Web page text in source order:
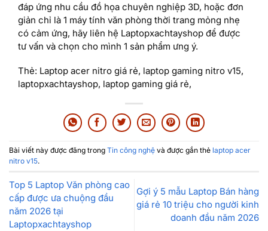
đáp ứng nhu cầu đồ họa chuyên nghiệp 3D, hoặc đơn
giản chỉ là 1 máy tính văn phòng thời trang mỏng nhẹ
có cảm ứng, hãy liên hệ Laptopxachtayshop để được
tư vấn và chọn cho mình 1 sản phẩm ưng ý.
Thẻ: Laptop acer nitro giá rẻ, laptop gaming nitro v15,
laptopxachtayshop, laptop gaming giá rẻ,
Bài viết này được đăng trong Tin công nghệ và được gắn thẻ laptop acer
nitro v15.
Top 5 Laptop Văn phòng cao
cấp được ưa chuộng đầu
năm 2026 tại
Laptopxachtayshop
Gợi ý 5 mẫu Laptop Bán hàng
giá rẻ 10 triệu cho người kinh
doanh đầu năm 2026